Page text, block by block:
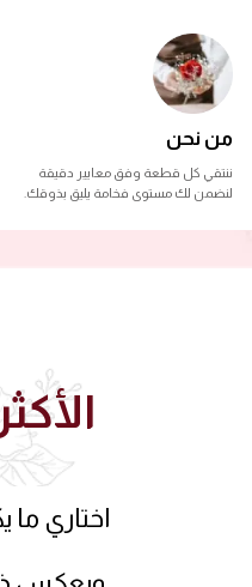
من نحن
ننتقي كل قطعة وفق معايير دقيقة
لنضمن لك مستوى فخامة يليق بذوقك.
اختاري